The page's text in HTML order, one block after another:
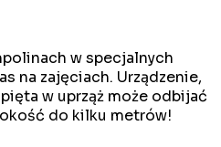
w specjalnych
na zajęciach. Urządzenie,
w uprząż może odbijać
do kilku metrów!